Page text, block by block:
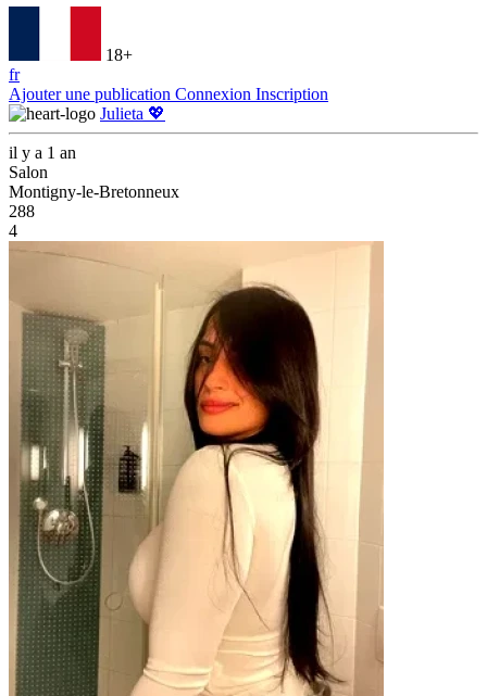
18+
fr
Ajouter une publication Connexion Inscription
Julieta 💖
il y a 1 an
Salon
Montigny-le-Bretonneux
288
4